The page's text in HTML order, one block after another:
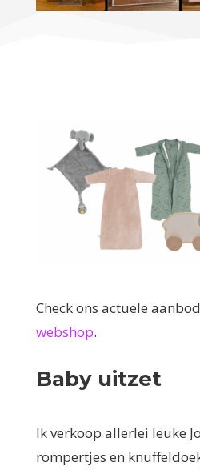
Check ons actuele
webshop.
Baby uitzet
Ik verkoop allerlei leuke
rompertjes en